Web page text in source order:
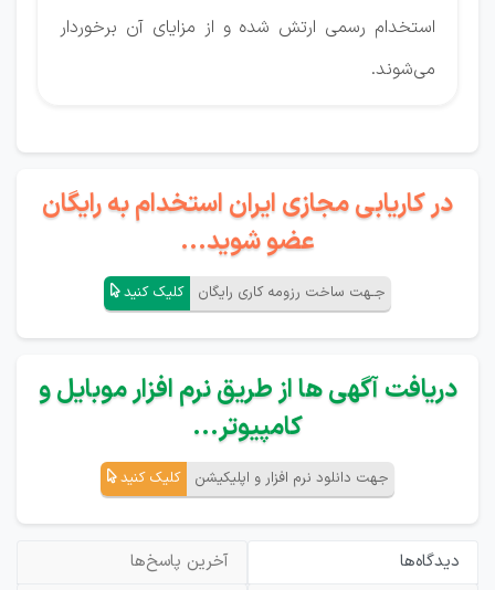
استخدام رسمی ارتش شده و از مزایای آن برخوردار
می‌شوند.
در کاریابی مجازی ایران استخدام به رایگان
عضو شوید...
جـهت ساخت رزومه کاری رایگان کلیک کنید
دریافت آگهی ها از طریق نرم افزار موبایل و
کامپیوتر...
جهت دانلود نرم افزار و اپلیکیشن کلیک کنید
دیدگاه‌ها
آخرین پاسخ‌ها